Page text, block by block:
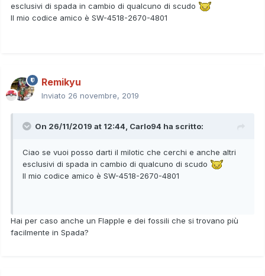
esclusivi di spada in cambio di qualcuno di scudo
Il mio codice amico è SW-4518-2670-4801
Remikyu
Inviato 26 novembre, 2019
On 26/11/2019 at 12:44, Carlo94 ha scritto:
Ciao se vuoi posso darti il milotic che cerchi e anche altri
esclusivi di spada in cambio di qualcuno di scudo
Il mio codice amico è SW-4518-2670-4801
Hai per caso anche un Flapple e dei fossili che si trovano più
facilmente in Spada?